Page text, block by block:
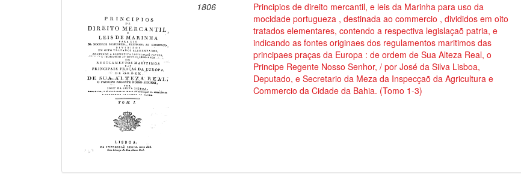
1806
Principios de direito mercantil, e leis da Marinha para uso da
mocidade portugueza , destinada ao commercio , divididos em oito
tratados elementares, contendo a respectiva legislaçaõ patria, e
indicando as fontes originaes dos regulamentos maritimos das
principaes praças da Europa : de ordem de Sua Alteza Real, o
Principe Regente Nosso Senhor, / por José da Silva Lisboa,
Deputado, e Secretario da Meza da Inspecçaõ da Agricultura e
Commercio da Cidade da Bahia. (Tomo 1-3)